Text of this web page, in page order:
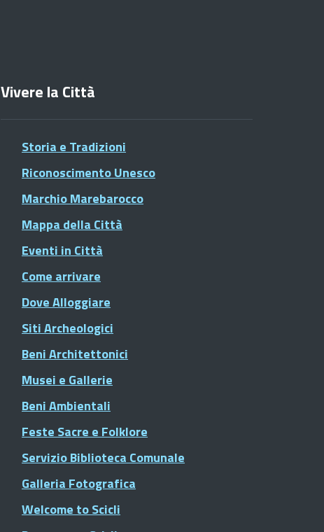
Vivere la Città
Storia e Tradizioni
Riconoscimento Unesco
Marchio Marebarocco
Mappa della Città
Eventi in Città
Come arrivare
Dove Alloggiare
Siti Archeologici
Beni Architettonici
Musei e Gallerie
Beni Ambientali
Feste Sacre e Folklore
Servizio Biblioteca Comunale
Galleria Fotografica
Welcome to Scicli